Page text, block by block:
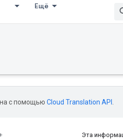
Ещё
с помощью Cloud Translation API
Эта